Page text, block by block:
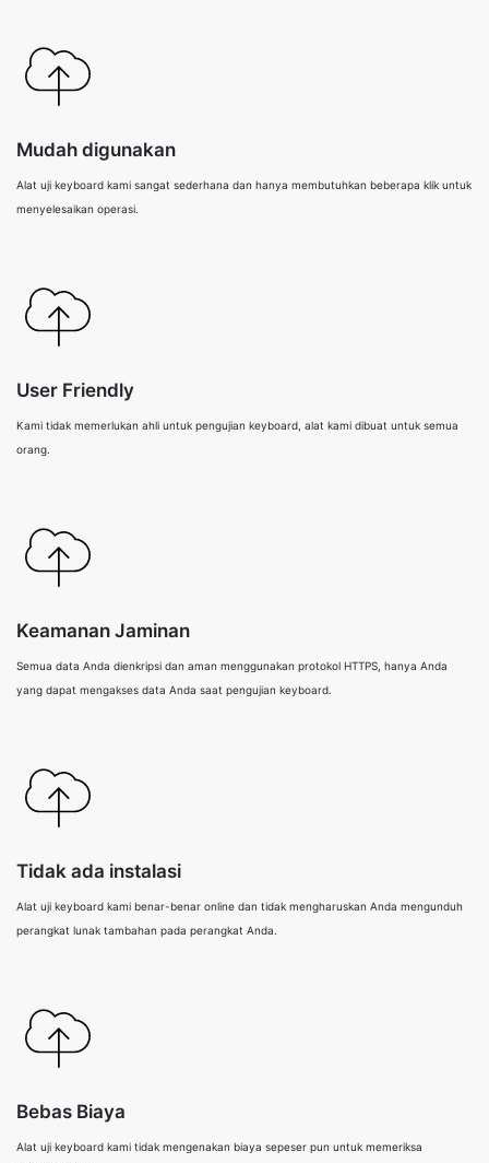
Mudah digunakan
Alat uji keyboard kami sangat sederhana dan hanya membutuhkan beberapa klik untuk
menyelesaikan operasi.
User Friendly
Kami tidak memerlukan ahli untuk pengujian keyboard, alat kami dibuat untuk semua
orang.
Keamanan Jaminan
Semua data Anda dienkripsi dan aman menggunakan protokol HTTPS, hanya Anda
yang dapat mengakses data Anda saat pengujian keyboard.
Tidak ada instalasi
Alat uji keyboard kami benar-benar online dan tidak mengharuskan Anda mengunduh
perangkat lunak tambahan pada perangkat Anda.
Bebas Biaya
Alat uji keyboard kami tidak mengenakan biaya sepeser pun untuk memeriksa